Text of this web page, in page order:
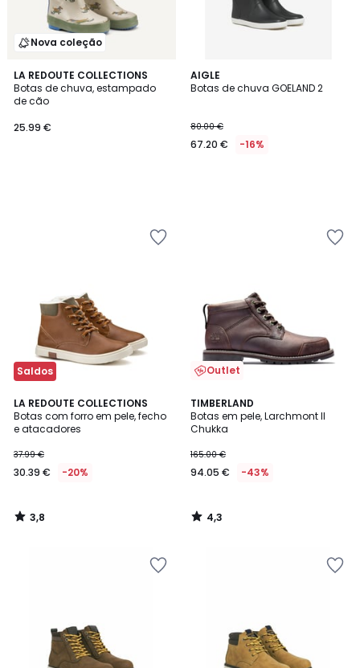
Nova coleção
LA REDOUTE COLLECTIONS
Botas de chuva, estampado
de cão
25.99 €
AIGLE
Botas de chuva GOELAND 2
80.00 €
67.20 € -16%
Saldos
LA REDOUTE COLLECTIONS
Botas com forro em pele, fecho
e atacadores
37.99 €
30.39 € -20%
3,8
/ 5
3,8
/
Outlet
TIMBERLAND
Botas em pele, Larchmont II
Chukka
165.00 €
94.05 € -43%
4,3
/ 5
4,3
/